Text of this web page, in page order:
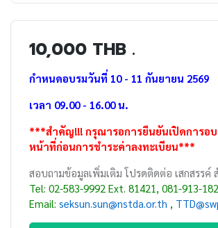
10,000 THB .
กำหนดอบรมวันที่ 10 - 11 กันยายน 2569
เวลา 09.00 - 16.00 น.
***สำคัญ!!! กรุณารอการยืนยันเปิดการอบ
หน้าที่ก่อนการชำระค่าลงทะเบียน***
สอบถามข้อมูลเพิ่มเติม โปรดติดต่อ เสกสรรค์
Tel: 02-583-9992 Ext. 81421, 081-913-
Email: seksun.sun@nstda.or.th TTD